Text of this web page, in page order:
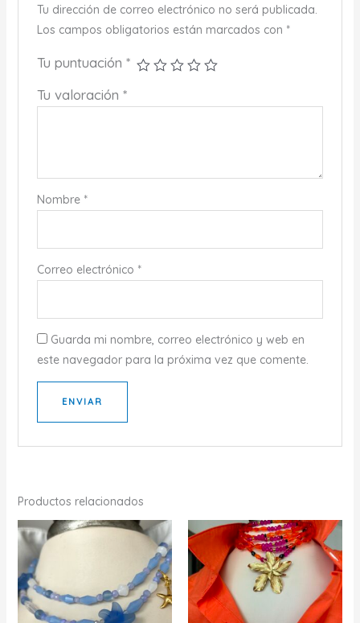
Tu dirección de correo electrónico no será publicada.
Los campos obligatorios están marcados con *
Tu puntuación *
Tu valoración *
Nombre *
Correo electrónico *
Guarda mi nombre, correo electrónico y web en
este navegador para la próxima vez que comente.
Productos relacionados